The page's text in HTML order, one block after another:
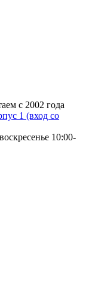
с 2002 года
1 (вход со
10:00-